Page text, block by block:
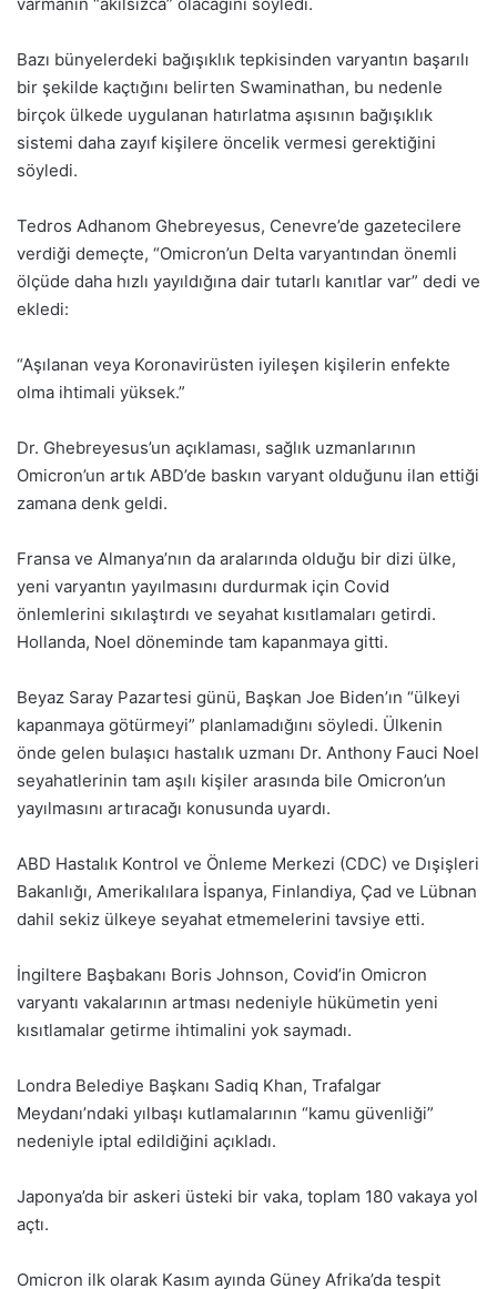
Bazı bünyelerdeki bağışıklık tepkisinden varyantın başarılı
bir şekilde kaçtığını belirten Swaminathan, bu nedenle
birçok ülkede uygulanan hatırlatma aşısının bağışıklık
sistemi daha zayıf kişilere öncelik vermesi gerektiğini
söyledi.
Tedros Adhanom Ghebreyesus, Cenevre’de gazetecilere
verdiği demeçte, “Omicron’un Delta varyantından önemli
ölçüde daha hızlı yayıldığına dair tutarlı kanıtlar var” dedi ve
ekledi:
“Aşılanan veya Koronavirüsten iyileşen kişilerin enfekte
olma ihtimali yüksek.”
Dr. Ghebreyesus’un açıklaması, sağlık uzmanlarının
Omicron’un artık ABD’de baskın varyant olduğunu ilan ettiği
zamana denk geldi.
Fransa ve Almanya’nın da aralarında olduğu bir dizi ülke,
yeni varyantın yayılmasını durdurmak için Covid
önlemlerini sıkılaştırdı ve seyahat kısıtlamaları getirdi.
Hollanda, Noel döneminde tam kapanmaya gitti.
Beyaz Saray Pazartesi günü, Başkan Joe Biden’ın “ülkeyi
kapanmaya götürmeyi” planlamadığını söyledi. Ülkenin
önde gelen bulaşıcı hastalık uzmanı Dr. Anthony Fauci Noel
seyahatlerinin tam aşılı kişiler arasında bile Omicron’un
yayılmasını artıracağı konusunda uyardı.
ABD Hastalık Kontrol ve Önleme Merkezi (CDC) ve Dışişleri
Bakanlığı, Amerikalılara İspanya, Finlandiya, Çad ve Lübnan
dahil sekiz ülkeye seyahat etmemelerini tavsiye etti.
İngiltere Başbakanı Boris Johnson, Covid’in Omicron
varyantı vakalarının artması nedeniyle hükümetin yeni
kısıtlamalar getirme ihtimalini yok saymadı.
Londra Belediye Başkanı Sadiq Khan, Trafalgar
Meydanı’ndaki yılbaşı kutlamalarının “kamu güvenliği”
nedeniyle iptal edildiğini açıkladı.
Japonya’da bir askeri üsteki bir vaka, toplam 180 vakaya yol
açtı.
Omicron ilk olarak Kasım ayında Güney Afrika’da tespit